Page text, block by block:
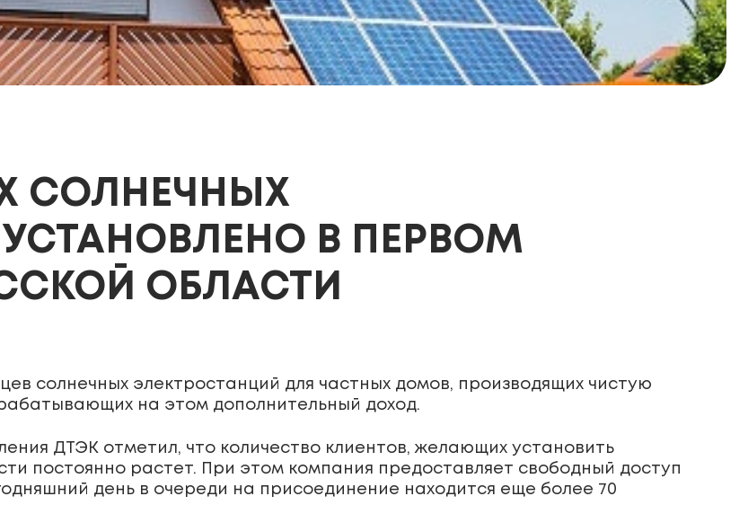
СОЛНЕЧНЫХ
В ПЕРВОМ
ОБЛАСТИ
солнечных электростанций для частных домов, производящих чистую
на этом дополнительный доход.
ДТЭК отметил, что количество клиентов, желающих установить
постоянно растет. При этом компания предоставляет свободный доступ
день в очереди на присоединение находится еще более 70